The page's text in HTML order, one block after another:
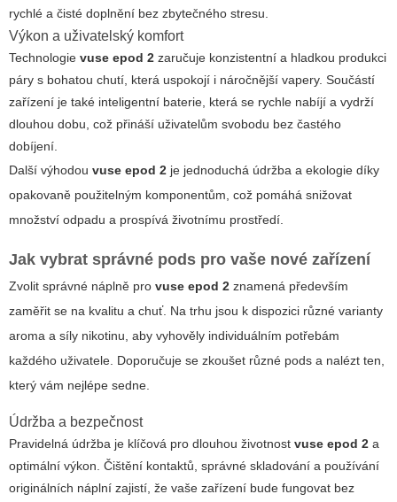
rychlé a čisté doplnění bez zbytečného stresu.
Výkon a uživatelský komfort
Technologie vuse epod 2 zaručuje konzistentní a hladkou produkci
páry s bohatou chutí, která uspokojí i náročnější vapery. Součástí
zařízení je také inteligentní baterie, která se rychle nabíjí a vydrží
dlouhou dobu, což přináší uživatelům svobodu bez častého
dobíjení.
Další výhodou vuse epod 2 je jednoduchá údržba a ekologie díky
opakovaně použitelným komponentům, což pomáhá snižovat
množství odpadu a prospívá životnímu prostředí.
Jak vybrat správné pods pro vaše nové zařízení
Zvolit správné náplně pro vuse epod 2 znamená především
zaměřit se na kvalitu a chuť. Na trhu jsou k dispozici různé varianty
aroma a síly nikotinu, aby vyhověly individuálním potřebám
každého uživatele. Doporučuje se zkoušet různé pods a nalézt ten,
který vám nejlépe sedne.
Údržba a bezpečnost
Pravidelná údržba je klíčová pro dlouhou životnost vuse epod 2 a
optimální výkon. Čištění kontaktů, správné skladování a používání
originálních náplní zajistí, že vaše zařízení bude fungovat bez